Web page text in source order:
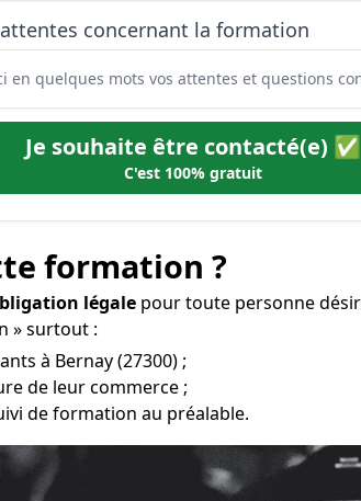
concernant la formation
Je souhaite être contacté(e) ✅
C'est 100% gratuit
formation ?
légale pour toute personne
» surtout :
à Bernay (27300) ;
de leur commerce ;
de formation au préalable.